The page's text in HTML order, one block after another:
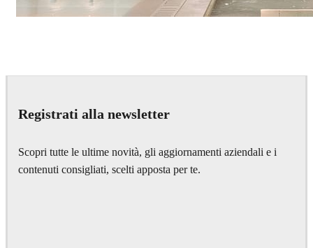
Registrati alla newsletter
Scopri tutte le ultime novità, gli aggiornamenti aziendali e i
contenuti consigliati, scelti apposta per te.